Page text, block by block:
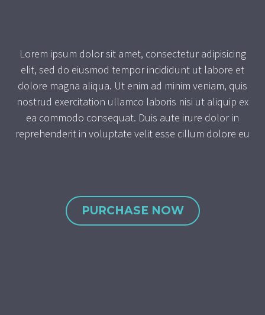
Lorem ipsum dolor sit amet, consectetur adipisicing
elit, sed do eiusmod tempor incididunt ut labore et
dolore magna aliqua. Ut enim ad minim veniam, quis
nostrud exercitation ullamco laboris nisi ut aliquip ex
ea commodo consequat. Duis aute irure dolor in
reprehenderit in voluptate velit esse cillum dolore eu
PURCHASE NOW